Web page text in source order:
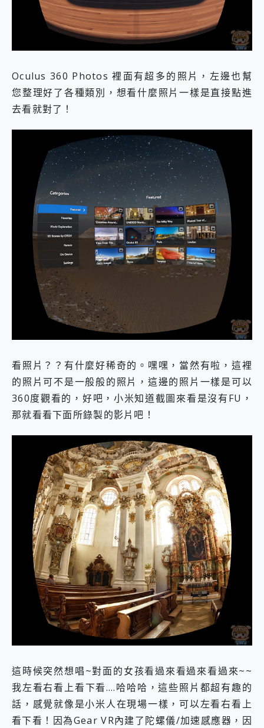
Oculus 360 Photos 裡面有超多的照片，左邊也幫
您整理好了各種類別，想看什麼照片一樣是直接點進
去看就對了！
看照片？？有什麼好稀奇的。嘿嘿，當然有啦，這裡
的照片可不是一般般的照片，這邊的照片一樣是可以
360度觀看的，好吧，小米知道截圖來看是沒有FU，
那就看看下面所錄製的影片吧！
這時候突然想唱~對面的女孩看過來看過來看過來~~
我左看右看上看下看….哈哈哈，這些照片都超有趣的
話，感覺就像是小米人在現場一樣，可以左看右看上
看下看！因為Gear VR內建了陀螺儀/加速感應器，因